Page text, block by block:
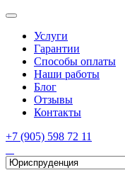
Услуги
Гарантии
Способы оплаты
Наши работы
Блог
Отзывы
Контакты
+7 (905) 598 72 11